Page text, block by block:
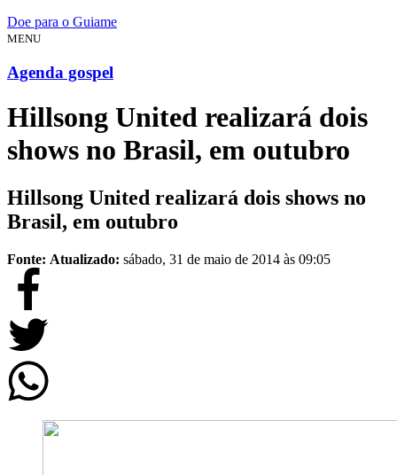
Doe para o Guiame
MENU
Agenda gospel
Hillsong United realizará dois
shows no Brasil, em outubro
Hillsong United realizará dois shows no
Brasil, em outubro
Fonte: Atualizado: sábado, 31 de maio de 2014 às 09:05